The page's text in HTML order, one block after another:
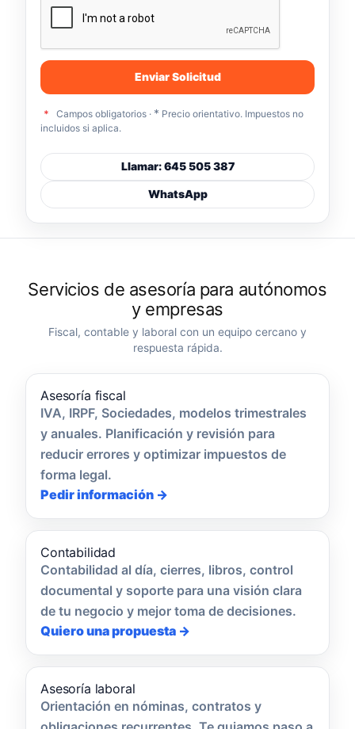
Enviar Solicitud
* Campos obligatorios · * Precio orientativo. Impuestos no
incluidos si aplica.
Llamar: 645 505 387
WhatsApp
Servicios de asesoría para autónomos
y empresas
Fiscal, contable y laboral con un equipo cercano y
respuesta rápida.
Asesoría fiscal
IVA, IRPF, Sociedades, modelos trimestrales
y anuales. Planificación y revisión para
reducir errores y optimizar impuestos de
forma legal.
Pedir información →
Contabilidad
Contabilidad al día, cierres, libros, control
documental y soporte para una visión clara
de tu negocio y mejor toma de decisiones.
Quiero una propuesta →
Asesoría laboral
Orientación en nóminas, contratos y